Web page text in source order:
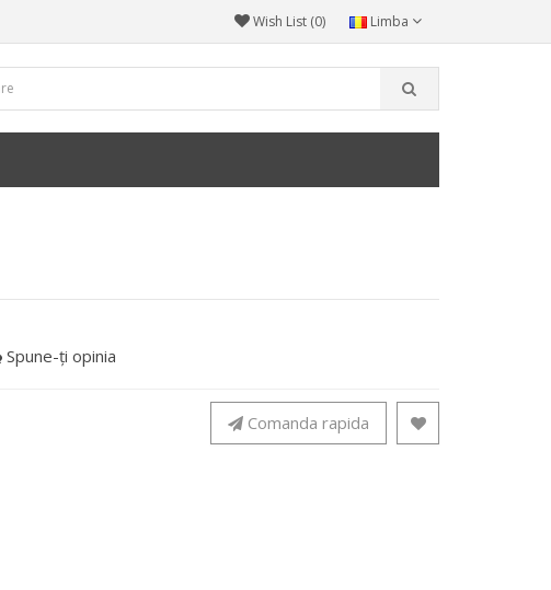
Limba
Wish List (0)
Spune-ţi opinia
Comanda rapida